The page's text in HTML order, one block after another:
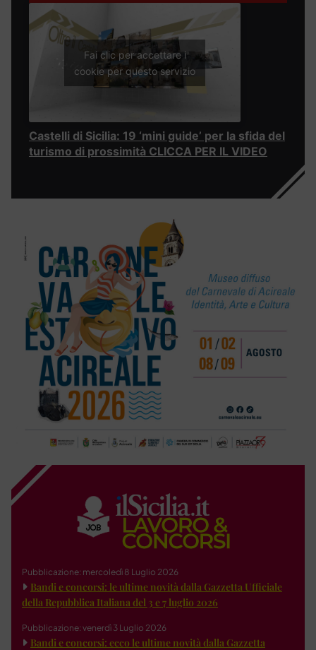
Fai clic per accettare i
cookie per questo servizio
Castelli di Sicilia: 19 ‘mini guide’ per la sfida del
turismo di prossimità CLICCA PER IL VIDEO
Pubblicazione: mercoledì 8 Luglio 2026
Bandi e concorsi: le ultime novità dalla Gazzetta Ufficiale
della Repubblica Italiana del 3 e 7 luglio 2026
Pubblicazione: venerdì 3 Luglio 2026
Bandi e concorsi: ecco le ultime novità dalla Gazzetta